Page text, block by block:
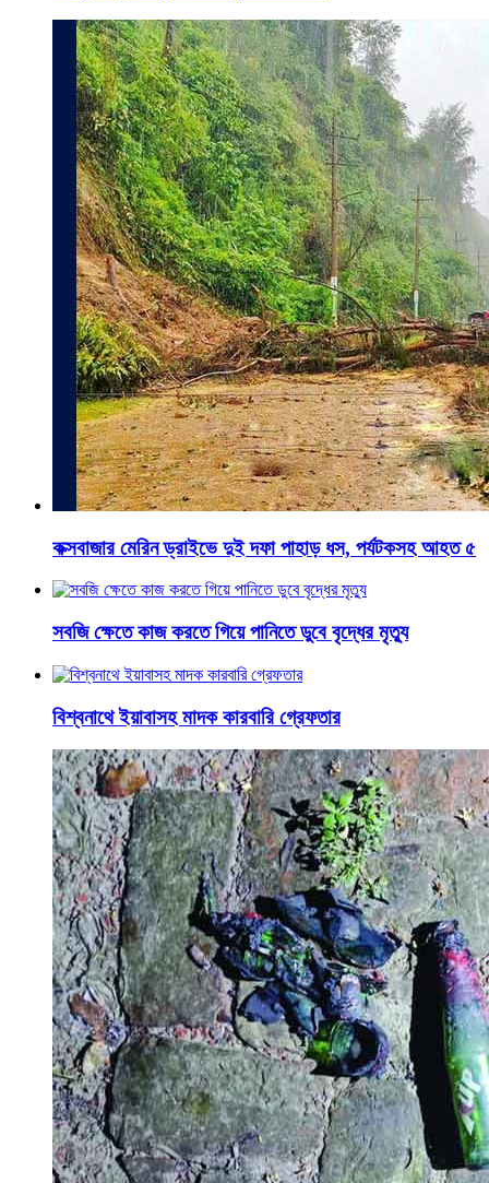
কক্সবাজার মেরিন ড্রাইভে দুই দফা পাহাড় ধস, পর্যটকসহ আহত ৫
সবজি ক্ষেতে কাজ করতে গিয়ে পানিতে ডুবে বৃদ্ধের মৃত্যু
বিশ্বনাথে ইয়াবাসহ মাদক কারবারি গ্রেফতার